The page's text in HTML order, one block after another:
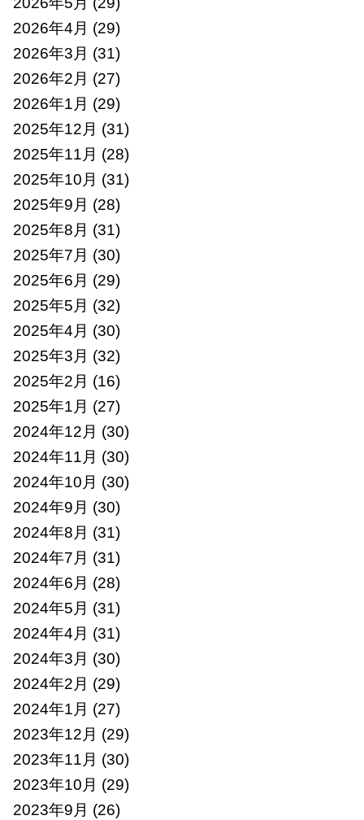
2026年4月 (29)
2026年3月 (31)
2026年2月 (27)
2026年1月 (29)
2025年12月 (31)
2025年11月 (28)
2025年10月 (31)
2025年9月 (28)
2025年8月 (31)
2025年7月 (30)
2025年6月 (29)
2025年5月 (32)
2025年4月 (30)
2025年3月 (32)
2025年2月 (16)
2025年1月 (27)
2024年12月 (30)
2024年11月 (30)
2024年10月 (30)
2024年9月 (30)
2024年8月 (31)
2024年7月 (31)
2024年6月 (28)
2024年5月 (31)
2024年4月 (31)
2024年3月 (30)
2024年2月 (29)
2024年1月 (27)
2023年12月 (29)
2023年11月 (30)
2023年10月 (29)
2023年9月 (26)